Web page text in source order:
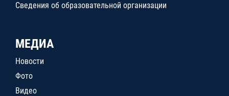
Сведения об образовательной организации
МЕДИА
Новости
Фото
Видео